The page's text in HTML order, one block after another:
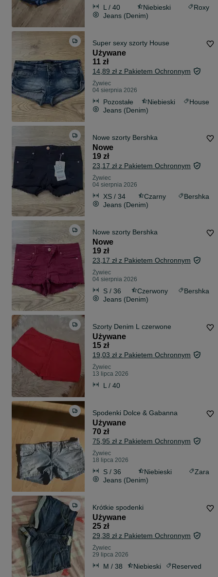
L / 40 Niebieski
Roxy
Jeans (Denim)
Super sexy szorty House
Używane
11 zł
14,89 zł z Pakietem Ochronnym
Żywiec
04 sierpnia 2026
Pozostałe Niebieski
House
Jeans (Denim)
Nowe szorty Bershka
Nowe
19 zł
23,17 zł z Pakietem Ochronnym
Żywiec
04 sierpnia 2026
XS / 34 Czarny
Bershka
Jeans (Denim)
Nowe szorty Bershka
Nowe
19 zł
23,17 zł z Pakietem Ochronnym
Żywiec
04 sierpnia 2026
S / 36 Czerwony
Bershka
Jeans (Denim)
Szorty Denim L czerwone
Używane
15 zł
19,03 zł z Pakietem Ochronnym
Żywiec
13 lipca 2026
L / 40
Spodenki Dolce & Gabanna
Używane
70 zł
75,95 zł z Pakietem Ochronnym
Żywiec
18 lipca 2026
S / 36 Niebieski
Zara
Jeans (Denim)
Krótkie spodenki
Używane
25 zł
29,38 zł z Pakietem Ochronnym
Żywiec
29 lipca 2026
M / 38 Niebieski Reserved